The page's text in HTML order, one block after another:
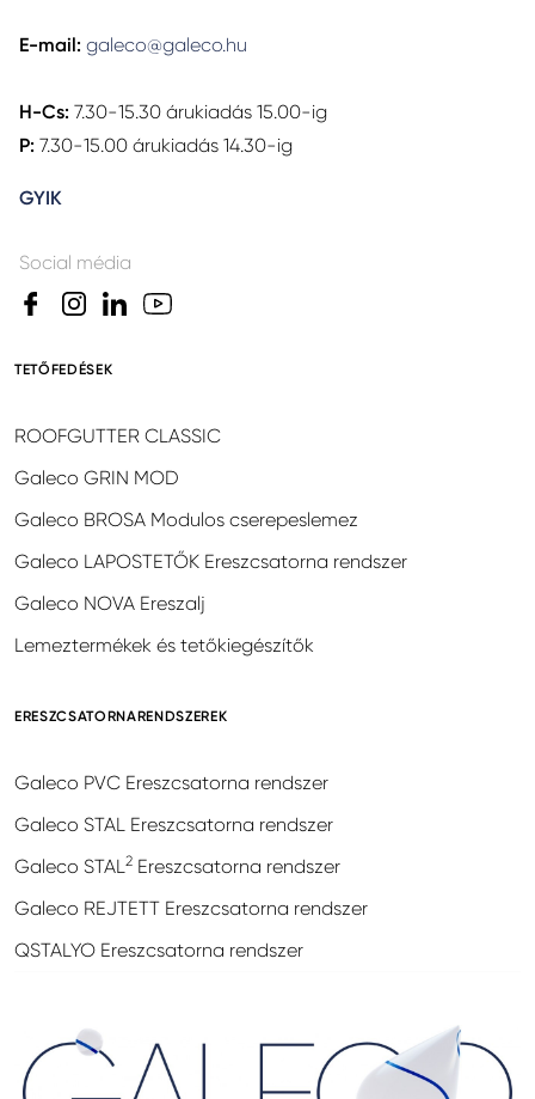
E-mail: galeco@galeco.hu
H-Cs: 7.30-15.30 árukiadás 15.00-ig
P: 7.30-15.00 árukiadás 14.30-ig
GYIK
Social média
TETŐFEDÉSEK
ROOFGUTTER CLASSIC
Galeco GRIN MOD
Galeco BROSA Modulos cserepeslemez
Galeco LAPOSTETŐK Ereszcsatorna rendszer
Galeco NOVA Ereszalj
Lemeztermékek és tetőkiegészítők
ERESZCSATORNARENDSZEREK
Galeco PVC Ereszcsatorna rendszer
Galeco STAL Ereszcsatorna rendszer
Galeco STAL2 Ereszcsatorna rendszer
Galeco REJTETT Ereszcsatorna rendszer
QSTALYO Ereszcsatorna rendszer